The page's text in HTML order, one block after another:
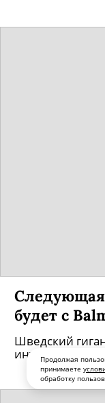
Продолжая
принимаете
обработку
Следующая
будет с
Шведский
интриг года